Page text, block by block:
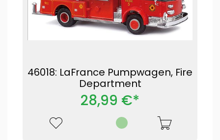
46018: LaFrance Pumpwagen, Fire
Department
28,99 €*